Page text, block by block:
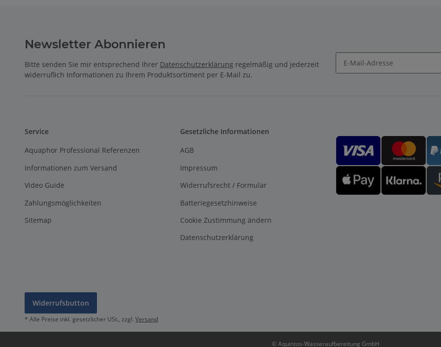
Newsletter Abonnieren
Bitte senden Sie mir entsprechend Ihrer Datenschutzerklärung regelmäßig und jederzeit
widerruflich Informationen zu Ihrem Produktsortiment per E-Mail zu.
Service
Aquaphor Professional Referenzen
Informationen zum Versand
Video Guide
Zahlungsmöglichkeiten
Sitemap
Gesetzliche Informationen
AGB
Impressum
Widerrufsrecht / Formular
Batteriegesetzhinweise
Cookie Zustimmung ändern
Datenschutzerklärung
Widerrufsbutton
* Alle Preise inkl. gesetzlicher USt., zzgl.Versand
© Aquintos-Wasseraufbereitung GmbH